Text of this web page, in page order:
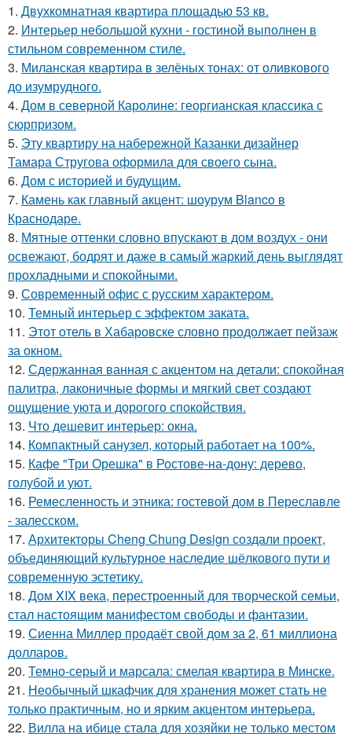
1. Двухкомнатная квартира площадью 53 кв.
2. Интерьер небольшой кухни - гостиной выполнен в
стильном современном стиле.
3. Миланская квартира в зелёных тонах: от оливкового
до изумрудного.
4. Дом в северной Каролине: георгианская классика с
сюрпризом.
5. Эту квартиру на набережной Казанки дизайнер
Тамара Стругова оформила для своего сына.
6. Дом с историей и будущим.
7. Камень как главный акцент: шоурум Blanco в
Краснодаре.
8. Мятные оттенки словно впускают в дом воздух - они
освежают, бодрят и даже в самый жаркий день выглядят
прохладными и спокойными.
9. Современный офис с русским характером.
10. Темный интерьер с эффектом заката.
11. Этот отель в Хабаровске словно продолжает пейзаж
за окном.
12. Сдержанная ванная с акцентом на детали: спокойная
палитра, лаконичные формы и мягкий свет создают
ощущение уюта и дорогого спокойствия.
13. Что дешевит интерьер: окна.
14. Компактный санузел, который работает на 100%.
15. Кафе "Три Орешка" в Ростове-на-дону: дерево,
голубой и уют.
16. Ремесленность и этника: гостевой дом в Переславле
- залесском.
17. Архитекторы Cheng Chung Design создали проект,
объединяющий культурное наследие шёлкового пути и
современную эстетику.
18. Дом XIX века, перестроенный для творческой семьи,
стал настоящим манифестом свободы и фантазии.
19. Сиенна Миллер продаёт свой дом за 2, 61 миллиона
долларов.
20. Темно-серый и марсала: смелая квартира в Минске.
21. Необычный шкафчик для хранения может стать не
только практичным, но и ярким акцентом интерьера.
22. Вилла на ибице стала для хозяйки не только местом